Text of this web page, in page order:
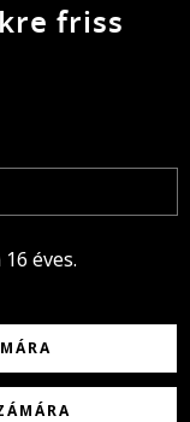
friss
éves.